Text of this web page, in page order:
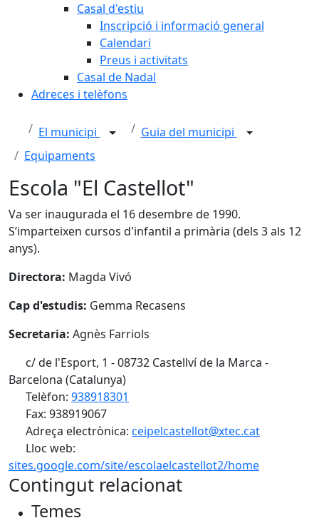
Casal d'estiu
Inscripció i informació general
Calendari
Preus i activitats
Casal de Nadal
Adreces i telèfons
El municipi
Guia del municipi
Equipaments
Escola "El Castellot"
Va ser inaugurada el 16 desembre de 1990.
S’imparteixen cursos d'infantil a primària (dels 3 als 12
anys).
Directora: Magda Vivó
Cap d'estudis: Gemma Recasens
Secretaria: Agnès Farriols
c/ de l'Esport, 1 - 08732 Castellví de la Marca -
Barcelona (Catalunya)
Telèfon: 938918301
Fax: 938919067
Adreça electrònica: ceipelcastellot@xtec.cat
Lloc web:
sites.google.com/site/escolaelcastellot2/home
Contingut relacionat
Temes